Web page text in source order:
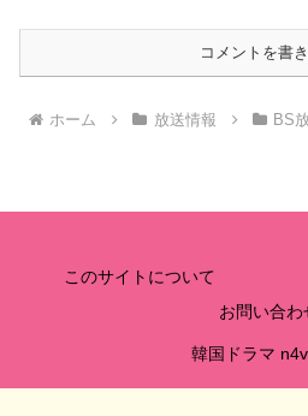
コメントを書
ホーム 放送情報 BS
このサイトについて
お問い合わ
韓国ドラマ